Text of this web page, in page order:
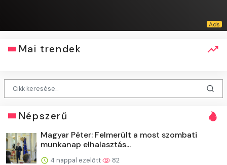
Mai trendek
Népszerű
Magyar Péter: Felmerült a most szombati
munkanap elhalasztás...
4 nappal ezelőtt 82